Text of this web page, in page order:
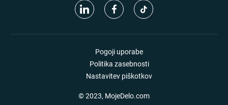
Pogoji uporabe
Politika zasebnosti
Nastavitev piškotkov
© 2023, MojeDelo.com